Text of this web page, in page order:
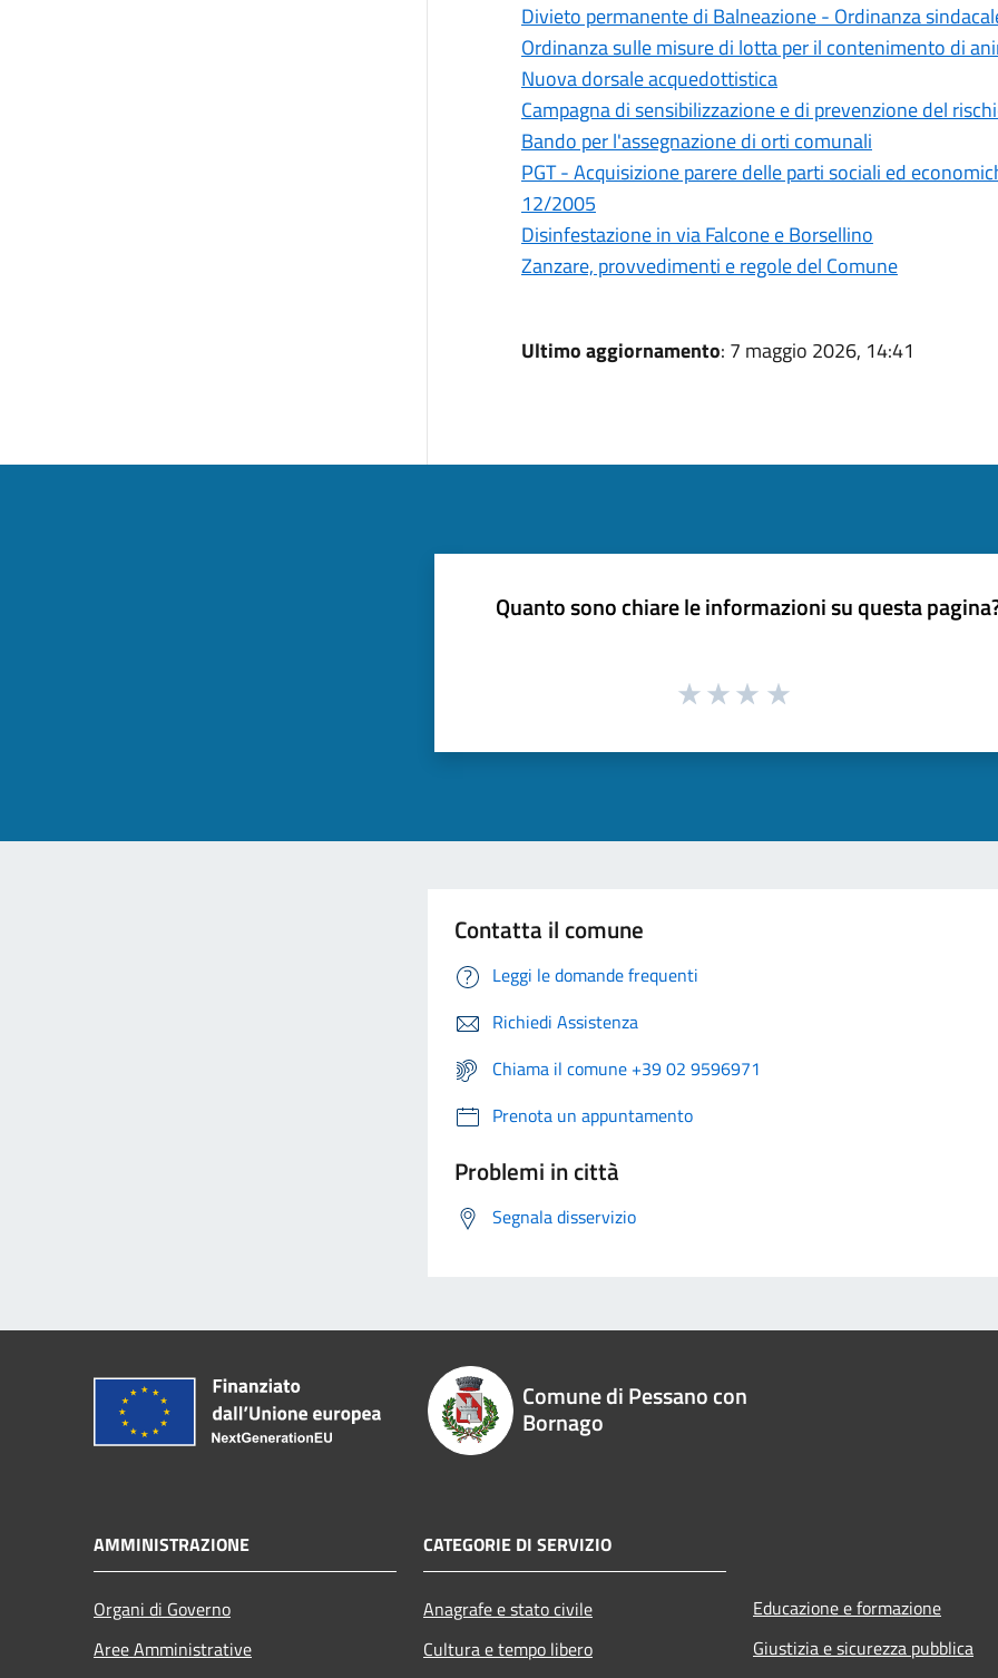
Divieto permanente di Balneazione - Ordinanza
Ordinanza sulle misure di lotta per il contenimento di
Nuova dorsale acquedottistica
Campagna di sensibilizzazione e di prevenzione del
Bando per l'assegnazione di orti comunali
PGT - Acquisizione parere delle parti sociali ed
12/2005
Disinfestazione in via Falcone e Borsellino
Zanzare, provvedimenti e regole del Comune
Ultimo aggiornamento: 7 maggio 2026, 14:41
Quanto sono chiare le informazioni su questa
Contatta il comune
Leggi le domande frequenti
Richiedi Assistenza
Chiama il comune +39 02 9596971
Prenota un appuntamento
Problemi in città
Segnala disservizio
Comune di Pessano con
Bornago
AMMINISTRAZIONE
Organi di Governo
Aree Amministrative
CATEGORIE DI SERVIZIO
Anagrafe e stato civile
Cultura e tempo libero
Educazione e formazione
Giustizia e sicurezza pubblica